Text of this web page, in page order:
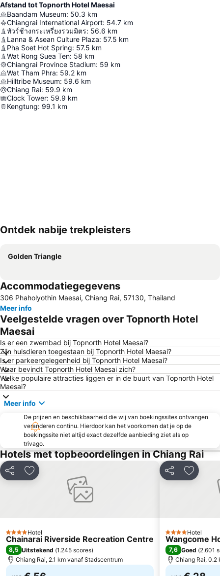
Afstand tot Topnorth Hotel Maesai
Baandam Museum: 50.3 km
Chiangrai International Airport: 54.7 km
ทัวร์ช้างกระเหรี่ยงรวมมิตร: 56.6 km
Lanna & Asean Culture Plaza: 57.5 km
Pha Soet Hot Spring: 57.5 km
Wat Rong Suea Ten: 58 km
Chiangrai Province Stadium: 59 km
Wat Tham Phra: 59.2 km
Hilltribe Museum: 59.6 km
Chiang Rai: 59.9 km
Clock Tower: 59.9 km
Kengtung: 99.1 km
Kaart uitvouwen
Ontdek nabije trekpleisters
Golden Triangle
Accommodatiegegevens
306 Phaholyothin Maesai, Chiang Rai, 57130, Thailand
Meer info
Veelgestelde vragen over Topnorth Hotel
Maesai
Is er een zwembad bij Topnorth Hotel Maesai?
Zijn huisdieren toegestaan bij Topnorth Hotel Maesai?
Is er parkeergelegenheid bij Topnorth Hotel Maesai?
Waar bevindt Topnorth Hotel Maesai zich?
Welke populaire attracties liggen er in de buurt van Topnorth Hotel
Maesai?
Meer info
De prijzen en beschikbaarheid die wij van boekingssites ontvangen
veranderen continu. Hierdoor kan het voorkomen dat je op de
boekingssite niet altijd exact dezelfde aanbieding ziet als op
trivago.
Hotels met topbeoordelingen in Chiang Rai
Delen Toevoegen aan favorieten
4 SterrenHotel
Chainarai Riverside Recreation Centre
8,5 Uitstekend (1.245 scores)
Chiang Rai, 2.1 km vanaf Stadscentrum
Delen
4 SterrenHotel
Wangcome
7,6 Goed (2.601
Chiang Rai, 0.2